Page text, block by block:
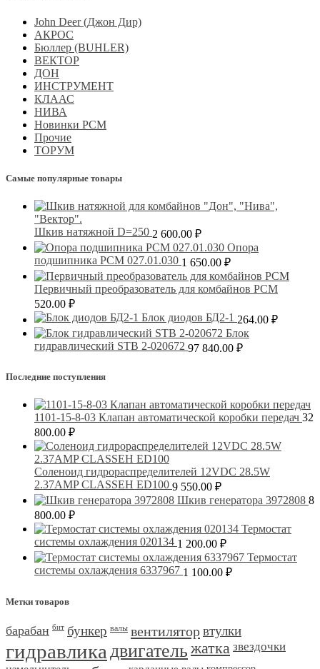
John Deer (Джон Дир)
АКРОС
Бюллер (BUHLER)
ВЕКТОР
ДОН
ИНСТРУМЕНТ
КЛААС
НИВА
Новинки РСМ
Прочие
ТОРУМ
Самые популярные товары
Шкив натяжной D=250 2 600.00 ₽
Опора
подшипника РСМ 027.01.030 1 650.00 ₽
Первичный преобразователь для комбайнов РСМ
520.00 ₽
Блок диодов БД2-1 264.00 ₽
Блок
гидравлический STB 2-020672 97 840.00 ₽
Последние поступления
1101-15-8-03 Клапан автоматической коробки передач 32
800.00 ₽
Соленоид гидрораспределителей 12VDC 28.5W
2.37AMP CLASSEH ED100 9 550.00 ₽
Шкив генератора 3972808 8
800.00 ₽
Термостат
системы охлаждения 020134 1 200.00 ₽
Термостат
системы охлаждения 6337967 1 100.00 ₽
Метки товаров
барабан бит бункер валы вентиляторвтулки
гидравлика двигатель жатка звездочки